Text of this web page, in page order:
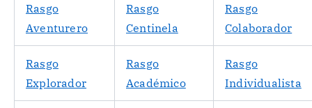
Rasgo
Aventurero
Rasgo
Centinela
Rasgo
Colaborador
Rasgo
Explorador
Rasgo
Académico
Rasgo
Individualista